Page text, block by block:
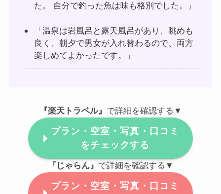
た。 自分で釣った魚は味も格別でした。」
「温泉は岩風呂と露天風呂があり、眺めも
良く、朝夕で男女が入れ替わるので、両方
楽しめてよかったです。」
『楽天トラベル』 で詳細を確認する▼
プラン・空室・写真・口コミ
をチェックする
『じゃらん』 で詳細を確認する▼
プラン・空室・写真・口コミ